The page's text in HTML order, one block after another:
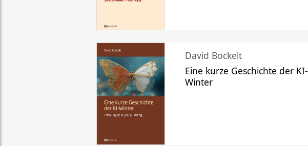
David Bockelt
Eine kurze Geschichte der KI-
Winter